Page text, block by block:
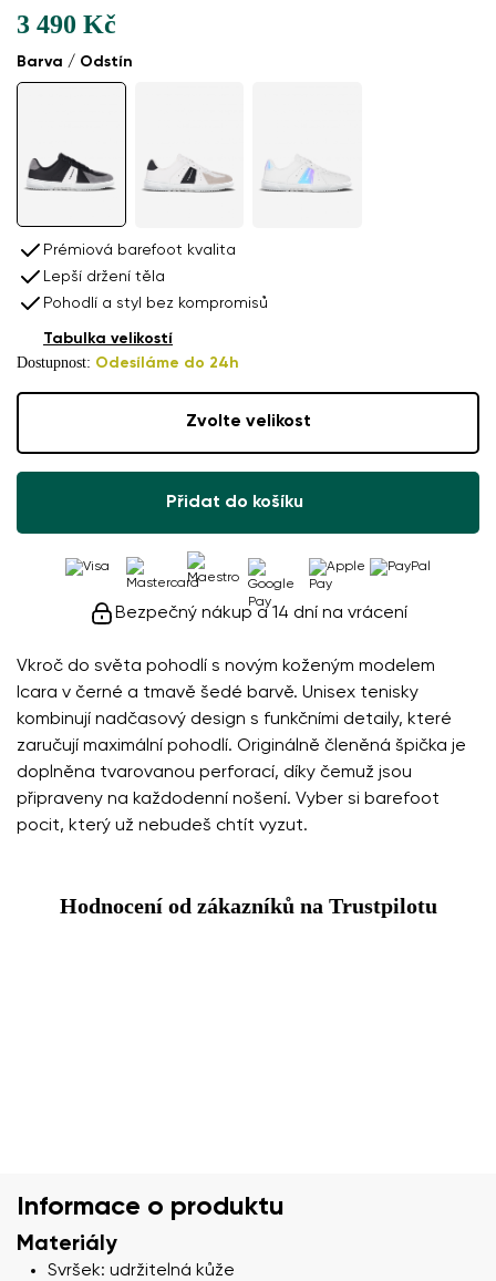
Vkroč do světa pohodlí s novým koženým modelem
Icara v černé a tmavě šedé barvě. Unisex tenisky
kombinují nadčasový design s funkčními detaily, které
zaručují maximální pohodlí. Originálně členěná špička je
doplněna tvarovanou perforací, díky čemuž jsou
připraveny na každodenní nošení. Vyber si barefoot
pocit, který už nebudeš chtít vyzut.
Barva / Odstín
3 490 Kč
Prémiová barefoot kvalita
Lepší držení těla
Pohodlí a styl bez kompromisů
Dostupnost: Odesíláme do 24h
Tabulka velikostí
Zvolte velikost
Přidat do košíku
Bezpečný nákup a 14 dní na vrácení
Hodnocení od zákazníků na Trustpilotu
Informace o produktu
Materiály
Svršek: udržitelná kůže